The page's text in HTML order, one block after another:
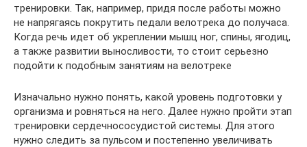
тренировки. Так, например, придя после работы можно
не напрягаясь покрутить педали велотрека до получаса.
Когда речь идет об укреплении мышц ног, спины, ягодиц,
а также развитии выносливости, то стоит серьезно
подойти к подобным занятиям на велотреке
Изначально нужно понять, какой уровень подготовки у
организма и ровняться на него. Далее нужно пройти этап
тренировки сердечнососудистой системы. Для этого
нужно следить за пульсом и постепенно увеличивать